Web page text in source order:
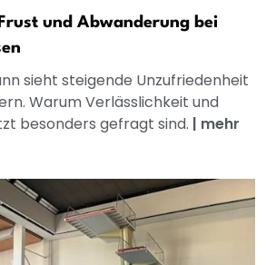
und Abwanderung bei
sieht steigende Unzufriedenheit
Warum Verlässlichkeit und
besonders gefragt sind. | mehr